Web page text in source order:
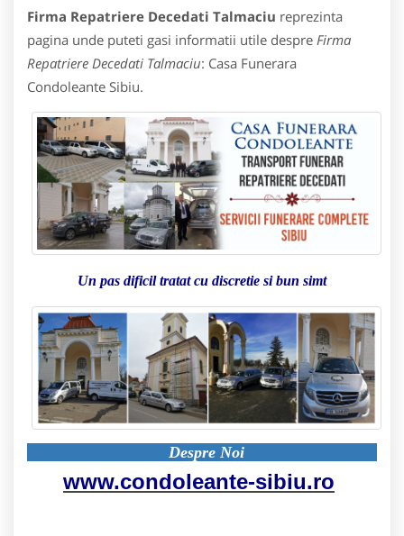
Firma Repatriere Decedati Talmaciu reprezinta
pagina unde puteti gasi informatii utile despre Firma
Repatriere Decedati Talmaciu: Casa Funerara
Condoleante Sibiu.
Un pas dificil tratat cu discretie si bun simt
Despre Noi
www.condoleante-sibiu.ro